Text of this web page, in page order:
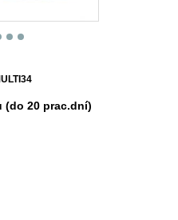
(do 20 prac.dní)